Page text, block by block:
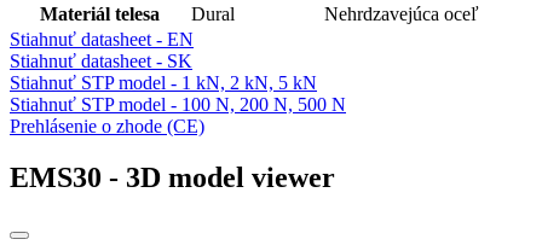
Materiál telesa
Dural
Nehrdzavejúca oceľ
Stiahnuť datasheet - EN
Stiahnuť datasheet - SK
Stiahnuť STP model - 1 kN, 2 kN, 5 kN
Stiahnuť STP model - 100 N, 200 N, 500 N
Prehlásenie o zhode (CE)
EMS30 - 3D model viewer